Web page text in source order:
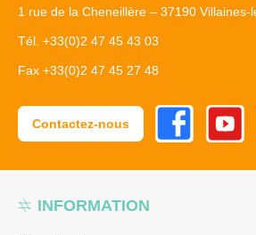
INFORMATION
1 rue de la Cheneillère – 37190
Tél. +33(0)2 47 45 43 03
Fax +33(0)2 47 45 27 48
Contactez-nous
FacebookYoutube